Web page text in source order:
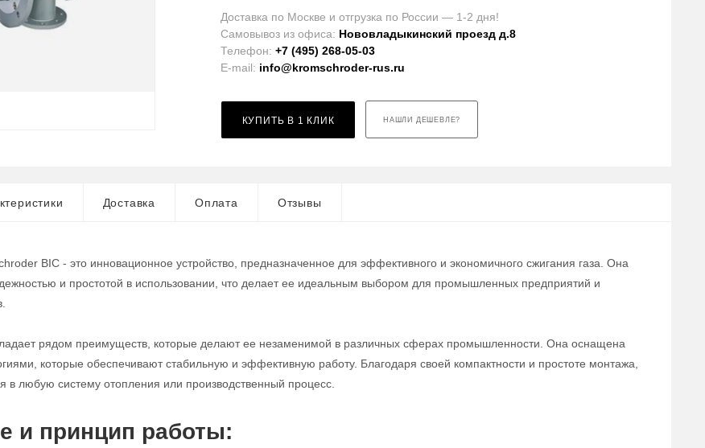
Доставка по Москве и отгрузка по России — 1-2 дня!
Самовывоз из офиса: Нововладыкинский проезд д.8
Телефон:+7 (495) 268-05-03
E-mail: info@kromschroder-rus.ru
КУПИТЬ В 1 КЛИК НАШЛИ ДЕШЕВЛЕ?
Доставка Оплата Отзывы
BIC - это инновационное устройство, предназначенное для эффективного и экономичного сжигания газа. Она
и простотой в использовании, что делает ее идеальным выбором для промышленных предприятий и
рядом преимуществ, которые делают ее незаменимой в различных сферах промышленности. Она оснащена
которые обеспечивают стабильную и эффективную работу. Благодаря своей компактности и простоте монтажа,
в любую систему отопления или производственный процесс.
и принцип работы: